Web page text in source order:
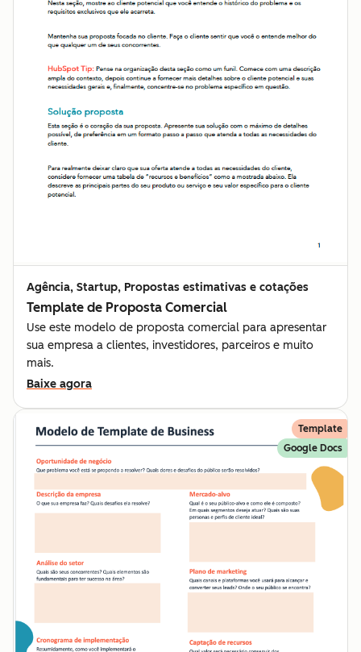
Agência, Startup, Propostas estimativas e cotações
Template de Proposta Comercial
Use este modelo de proposta comercial para apresentar
sua empresa a clientes, investidores, parceiros e muito
mais.
Baixe agora
Template
Google Docs